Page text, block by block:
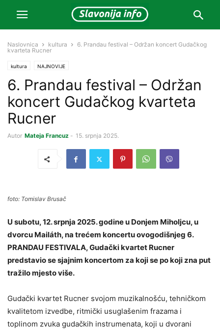
Naslovnica kultura
6. Prandau festival – Održan koncert Gudačkog
kvarteta Rucner
kultura NAJNOVIJE
6. Prandau festival – Održan
koncert Gudačkog kvarteta
Rucner
Autor Mateja Francuz - 15. srpnja 2025.
foto: Tomislav Brusač
U subotu, 12. srpnja 2025. godine u Donjem Miholjcu, u
dvorcu Mailáth, na trećem koncertu ovogodišnjeg 6.
PRANDAU FESTIVALA, Gudački kvartet Rucner
predstavio se sjajnim koncertom za koji se po koji zna put
tražilo mjesto više.
Gudački kvartet Rucner svojom muzikalnošću, tehničkom
kvalitetom izvedbe, ritmički usuglašenim frazama i
toplinom zvuka gudačkih instrumenata, koji u dvorani